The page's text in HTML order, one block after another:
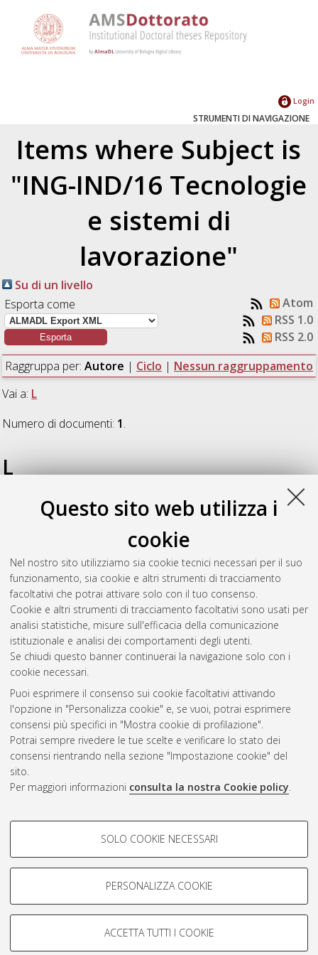
Questo sito web utilizza i
cookie
Nel nostro sito utilizziamo sia cookie tecnici necessari per il suo
funzionamento, sia cookie e altri strumenti di tracciamento
facoltativi che potrai attivare solo con il tuo consenso.
Cookie e altri strumenti di tracciamento facoltativi sono usati per
analisi statistiche, misure sull'efficacia della comunicazione
istituzionale e analisi dei comportamenti degli utenti.
Se chiudi questo banner continuerai la navigazione solo con i
cookie necessari.
Puoi esprimere il consenso sui cookie facoltativi attivando
l'opzione in "Personalizza cookie" e, se vuoi, potrai esprimere
consensi più specifici in "Mostra cookie di profilazione".
Potrai sempre rivedere le tue scelte e verificare lo stato dei
consensi rientrando nella sezione "Impostazione cookie" del
sito.
Per maggiori informazioni consulta la nostra Cookie policy.
COOKIE DI PROFILAZIONE -
Si tratta di cookie utilizzati per analizzare le caratteristiche della
navigazione degli utenti, creare profili in base al loro comportamento
Mostra cookie di profilazione
COOKIE TECNICI - NECESSARI
SOLO COOKIE NECESSARI
PERSONALIZZA COOKIE
ACCETTA TUTTI I COOKIE
Login
STRUMENTI DI NAVIGAZIONE
Items where Subject is
"ING-IND/16 Tecnologie
e sistemi di
lavorazione"
Su di un livello
Esporta come
Atom
RSS 1.0
RSS 2.0
Raggruppa per: Autore | Ciclo | Nessun raggruppamento
Vai a: L
Numero di documenti: 1.
L
Lenzi, Fabio(2019)Investigation into oil quenching processes
of steels to improve sustainability by experiments and multi-
, [Dissertation thesis], Alma Mater
Studiorum Università di Bologna. Dottorato di ricerca in
Meccanica e scienze avanzate dell'ingegneria, 31 Ciclo. DOI
10.48676/unibo/amsdottorato/8803.
Questa lista e' stata generata il Thu Aug 6 20:32:56 2026
Atom
Rss 1.0
Rss 2.0
ISSN: 2038-7946
Impostazioni Cookie
Informativa sulla privacy
Condizioni d’uso del sito